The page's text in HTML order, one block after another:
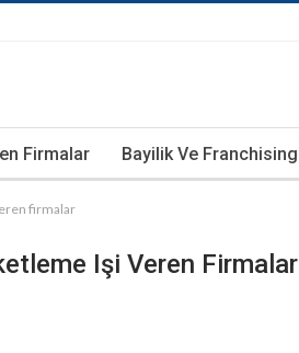
Firmalar Bayilik Ve Franchising
firmalar
Işi Veren Firmalar